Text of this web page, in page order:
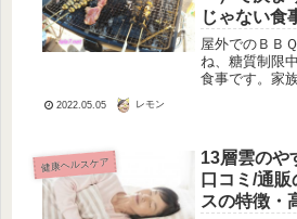
じゃない食
屋外でのＢＢ
ね、糖質制限
食事です。家
くりとＢＢＱ
ＢＱ...
2022.05.05 レモン
健康ヘルスケア
13層雲のや
口コミ/通
スの特徴・